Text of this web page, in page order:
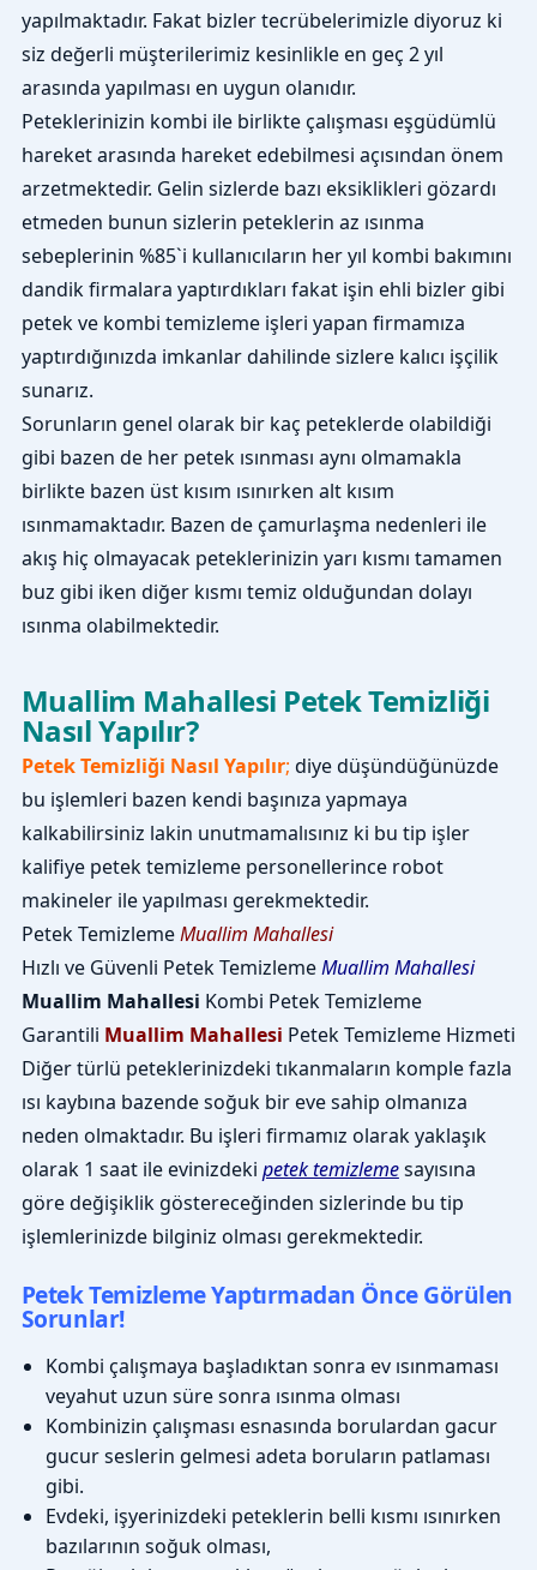
yapılmaktadır. Fakat bizler tecrübelerimizle diyoruz ki
siz değerli müşterilerimiz kesinlikle en geç 2 yıl
arasında yapılması en uygun olanıdır.
Peteklerinizin kombi ile birlikte çalışması eşgüdümlü
hareket arasında hareket edebilmesi açısından önem
arzetmektedir. Gelin sizlerde bazı eksiklikleri gözardı
etmeden bunun sizlerin peteklerin az ısınma
sebeplerinin %85`i kullanıcıların her yıl kombi bakımını
dandik firmalara yaptırdıkları fakat işin ehli bizler gibi
petek ve kombi temizleme işleri yapan firmamıza
yaptırdığınızda imkanlar dahilinde sizlere kalıcı işçilik
sunarız.
Sorunların genel olarak bir kaç peteklerde olabildiği
gibi bazen de her petek ısınması aynı olmamakla
birlikte bazen üst kısım ısınırken alt kısım
ısınmamaktadır. Bazen de çamurlaşma nedenleri ile
akış hiç olmayacak peteklerinizin yarı kısmı tamamen
buz gibi iken diğer kısmı temiz olduğundan dolayı
ısınma olabilmektedir.
Muallim Mahallesi Petek Temizliği
Nasıl Yapılır?
Petek Temizliği Nasıl Yapılır; diye düşündüğünüzde
bu işlemleri bazen kendi başınıza yapmaya
kalkabilirsiniz lakin unutmamalısınız ki bu tip işler
kalifiye petek temizleme personellerince robot
makineler ile yapılması gerekmektedir.
Petek TemizlemeMuallim Mahallesi
Hızlı ve Güvenli Petek TemizlemeMuallim Mahallesi
Muallim Mahallesi Kombi Petek Temizleme
Garantili Muallim Mahallesi Petek Temizleme Hizmeti
Diğer türlü peteklerinizdeki tıkanmaların komple fazla
ısı kaybına bazende soğuk bir eve sahip olmanıza
neden olmaktadır. Bu işleri firmamız olarak yaklaşık
olarak 1 saat ile evinizdeki petek temizlemesayısına
göre değişiklik göstereceğinden sizlerinde bu tip
işlemlerinizde bilginiz olması gerekmektedir.
Petek Temizleme Yaptırmadan Önce Görülen
Sorunlar!
Kombi çalışmaya başladıktan sonra ev ısınmaması
veyahut uzun süre sonra ısınma olması
Kombinizin çalışması esnasında borulardan gacur
gucur seslerin gelmesi adeta boruların patlaması
gibi.
Evdeki, işyerinizdeki peteklerin belli kısmı ısınırken
bazılarının soğuk olması,